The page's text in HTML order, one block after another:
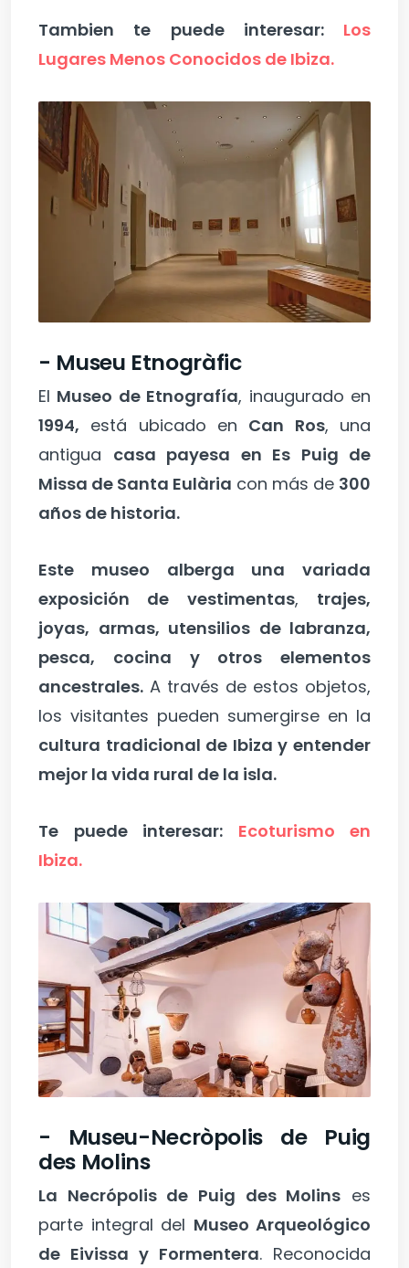
Tambien te puede interesar: Los
Lugares Menos Conocidos de Ibiza.
- Museu Etnogràfic
El Museo de Etnografía, inaugurado en
1994, está ubicado en Can Ros, una
antigua casa payesa en Es Puig de
Missa de Santa Eulària con más de 300
años de historia.
Este museo alberga una variada
exposición de vestimentas, trajes,
joyas, armas, utensilios de labranza,
pesca, cocina y otros elementos
ancestrales. A través de estos objetos,
los visitantes pueden sumergirse en la
cultura tradicional de Ibiza y entender
mejor la vida rural de la isla.
Te puede interesar: Ecoturismo en
Ibiza.
- Museu-Necròpolis de Puig
des Molins
La Necrópolis de Puig des Molins es
parte integral del Museo Arqueológico
de Eivissa y Formentera. Reconocida